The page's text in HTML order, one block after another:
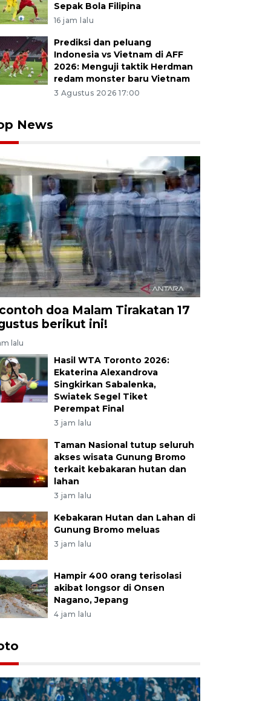
Sepak Bola Filipina
16 jam lalu
Prediksi dan peluang
Indonesia vs Vietnam di AFF
2026: Menguji taktik Herdman
redam monster baru Vietnam
3 Agustus 2026 17:00
News
doa Malam Tirakatan 17
berikut ini!
lalu
Hasil WTA Toronto 2026:
Ekaterina Alexandrova
Singkirkan Sabalenka,
Swiatek Segel Tiket
Perempat Final
3 jam lalu
Taman Nasional tutup seluruh
akses wisata Gunung Bromo
terkait kebakaran hutan dan
lahan
3 jam lalu
Kebakaran Hutan dan Lahan di
Gunung Bromo meluas
3 jam lalu
Hampir 400 orang terisolasi
akibat longsor di Onsen
Nagano, Jepang
4 jam lalu